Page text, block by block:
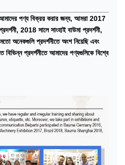
পণ্য বিক্রয় করার জন্য, আমরা 2017
2018 সালে সাংহাই বাউমা প্রদর্শনী,
অনেকগুলি প্রদর্শনীতে অংশ নিয়েছি এবং
বিভিন্ন প্রদর্শনীতে আমাদের পণ্যগুলিকে বিশ্বে